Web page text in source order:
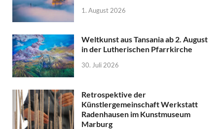
1. August 2026
Weltkunst aus Tansania ab 2. August
in der Lutherischen Pfarrkirche
30. Juli 2026
Retrospektive der
Künstlergemeinschaft Werkstatt
Radenhausen im Kunstmuseum
Marburg